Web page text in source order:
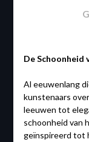
De Schoonheid
Al eeuwenlang
kunstenaars
leeuwen tot
schoonheid van
geïnspireerd tot